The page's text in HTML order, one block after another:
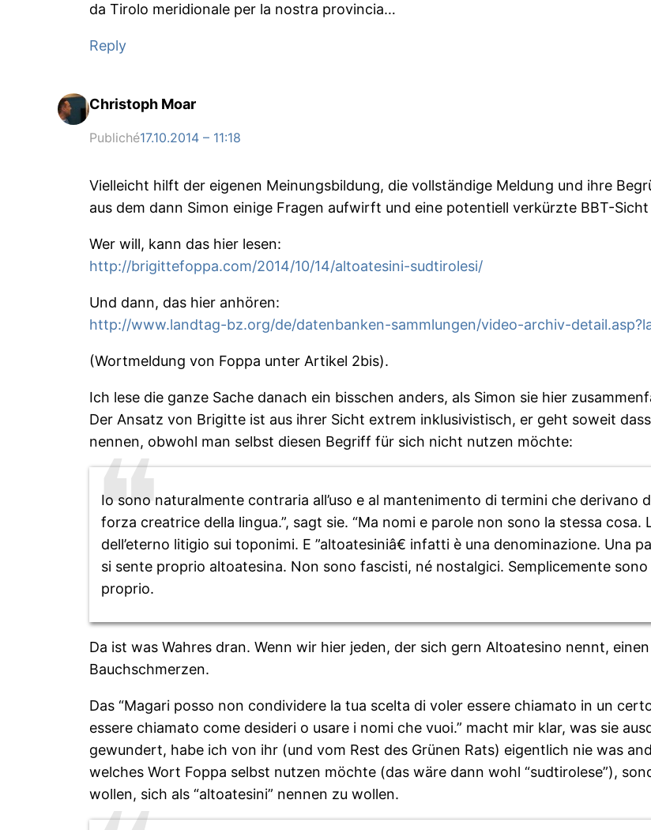
da Tirolo meridionale per la nostra provincia…
Reply
Christoph Moar
Publiché17.10.2014 – 11:18
Vielleicht hilft der eigenen Meinungsbildung, die vollständige Meldung und ihre
aus dem dann Simon einige Fragen aufwirft und eine potentiell verkürzte BBT-
Wer will, kann das hier lesen:
http://brigittefoppa.com/2014/10/14/altoatesini-sudtirolesi/
Und dann, das hier anhören:
http://www.landtag-bz.org/de/datenbanken-sammlungen/video-archiv-
(Wortmeldung von Foppa unter Artikel 2bis).
Ich lese die ganze Sache danach ein bisschen anders, als Simon sie hier
Der Ansatz von Brigitte ist aus ihrer Sicht extrem inklusivistisch, er geht soweit
nennen, obwohl man selbst diesen Begriff für sich nicht nutzen möchte:
Io sono naturalmente contraria all’uso e al mantenimento di termini che derivano
forza creatrice della lingua.”, sagt sie. “Ma nomi e parole non sono la stessa
dell’eterno litigio sui toponimi. E ”altoatesiniâ€ infatti è una denominazione.
si sente proprio altoatesina. Non sono fascisti, né nostalgici. Semplicemente
proprio.
Da ist was Wahres dran. Wenn wir hier jeden, der sich gern Altoatesino nennt,
Bauchschmerzen.
Das “Magari posso non condividere la tua scelta di voler essere chiamato in un
essere chiamato come desideri o usare i nomi che vuoi.” macht mir klar, was sie
gewundert, habe ich von ihr (und vom Rest des Grünen Rats) eigentlich nie was
welches Wort Foppa selbst nutzen möchte (das wäre dann wohl “sudtirolese”),
wollen, sich als “altoatesini” nennen zu wollen.